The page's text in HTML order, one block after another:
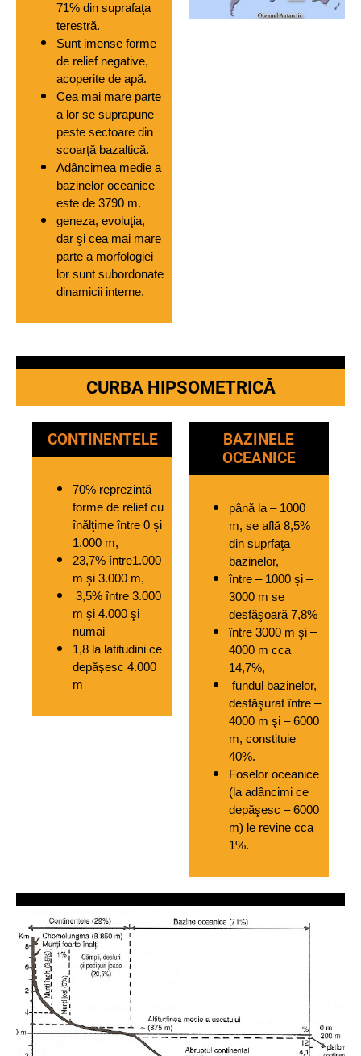
71% din suprafaţa
terestră.
Sunt imense forme
de relief negative,
acoperite de apă.
Cea mai mare parte
a lor se suprapune
peste sectoare din
scoarţă bazaltică.
Adâncimea medie a
bazinelor oceanice
este de 3790 m.
geneza, evoluţia,
dar şi cea mai mare
parte a morfologiei
lor sunt subordonate
dinamicii interne.
CURBA HIPSOMETRICĂ
CONTINENTELE
70% reprezintă
forme de relief cu
înălţime între 0 şi
1.000 m,
23,7% între1.000
m şi 3.000 m,
3,5% între 3.000
m şi 4.000 şi
numai
1,8 la latitudini ce
depăşesc 4.000
m
BAZINELE
OCEANICE
până la – 1000
m, se află 8,5%
din suprfaţa
bazinelor,
între – 1000 şi –
3000 m se
desfăşoară 7,8%
între 3000 m şi –
4000 m cca
14,7%,
fundul bazinelor,
desfăşurat între –
4000 m şi – 6000
m, constituie
40%.
Foselor oceanice
(la adâncimi ce
depăşesc – 6000
m) le revine cca
1%.